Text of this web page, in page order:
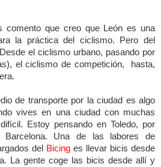
que creo que León es una
la práctica del ciclismo. Pero del
el ciclismo urbano, pasando por
el ciclismo de competición, hasta,
de transporte por la ciudad es algo
vives en una ciudad con muchas
Estoy pensando en Toledo, por
Una de las labores de
del
Bicing es llevar bicis desde
La gente coge las bicis desde allí y